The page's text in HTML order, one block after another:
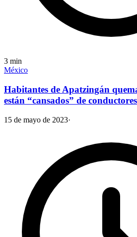
3 min
México
Habitantes de Apatzingán
están “cansados” de
15 de mayo de 2023·